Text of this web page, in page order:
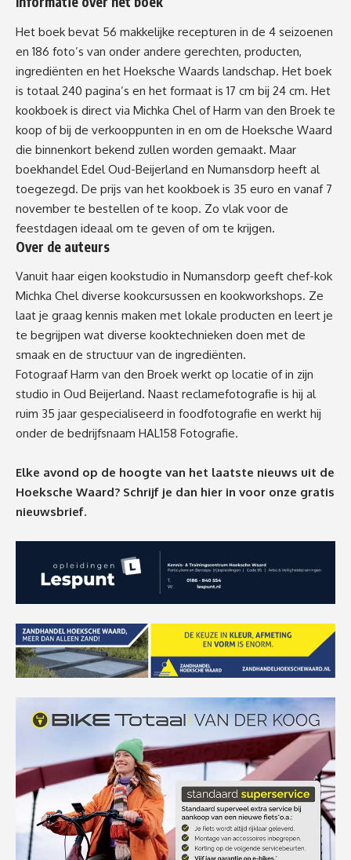
Het boek bevat 56 makkelijke recepturen in de 4 seizoenen
en 186 foto’s van onder andere gerechten, producten,
ingrediënten en het Hoeksche Waards landschap. Het boek
is totaal 240 pagina’s en het formaat is 17 cm bij 24 cm. Het
kookboek is direct via Michka Chel of Harm van den Broek te
koop of bij de verkooppunten in en om de Hoeksche Waard
die binnenkort bekend zullen worden gemaakt. Maar
boekhandel Edel Oud-Beijerland en Numansdorp heeft al
toegezegd. De prijs van het kookboek is 35 euro en vanaf 7
november te bestellen of te koop. Zo vlak voor de
feestdagen ideaal om te geven of om te krijgen.
Over de auteurs
Vanuit haar eigen kookstudio in Numansdorp geeft chef-kok
Michka Chel diverse kookcursussen en kookworkshops. Ze
laat je graag kennis maken met lokale producten en leert je
te begrijpen wat diverse kooktechnieken doen met de
smaak en de structuur van de ingrediënten.
Fotograaf Harm van den Broek werkt op locatie of in zijn
studio in Oud Beijerland. Naast reclamefotografie is hij al
ruim 35 jaar gespecialiseerd in foodfotografie en werkt hij
onder de bedrijfsnaam HAL158 Fotografie.
Elke avond op de hoogte van het laatste nieuws uit de
Hoeksche Waard? Schrijf je dan hier in voor onze gratis
nieuwsbrief.